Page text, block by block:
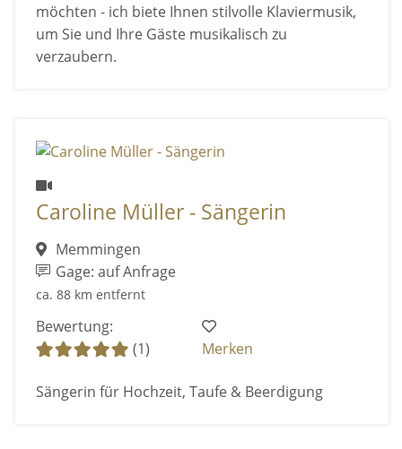
möchten - ich biete Ihnen stilvolle Klaviermusik,
um Sie und Ihre Gäste musikalisch zu
verzaubern.
Caroline Müller - Sängerin
Memmingen
Gage: auf Anfrage
ca. 88 km entfernt
Bewertung:
(1)
Merken
Sängerin für Hochzeit, Taufe & Beerdigung